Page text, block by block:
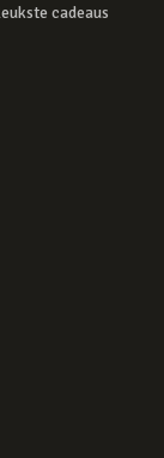
cadeaus